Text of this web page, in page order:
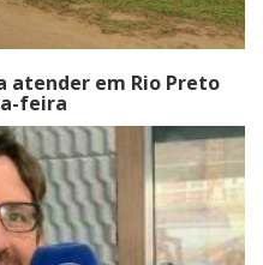
atender em Rio Preto
feira